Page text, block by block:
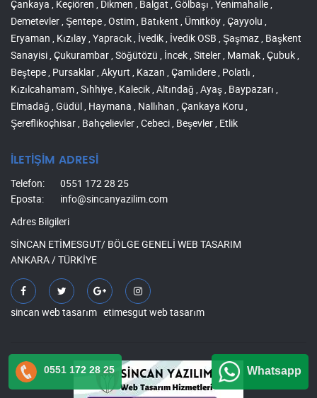
Çankaya , Keçiören , Dikmen , Balgat , Gölbaşı , Yenimahalle ,
Demetevler , Şentepe , Ostim , Batıkent , Ümitköy , Çayyolu ,
Eryaman , Kızılay , Yapracık , İvedik , İvedik OSB , Şaşmaz , Başkent
Sanayisi , Çukurambar , Söğütözü , İncek , Siteler , Mamak , Çubuk ,
Beştepe , Pursaklar , Akyurt , Kazan , Çamlıdere , Polatlı ,
Kızılcahamam , Sıhhiye , Kalecik , Altındağ , Ayaş , Baypazarı ,
Elmadağ , Güdül , Haymana , Nallıhan , Çankaya Koru ,
Şereflikoçhisar , Bahçelievler , Cebeci , Beşevler , Etlik
İLETİŞİM ADRESİ
Telefon:
0551 172 28 25
Eposta:
info@sincanyazilim.com
Adres Bilgileri
SİNCAN ETİMESGUT/ BÖLGE GENELİ WEB TASARIM
ANKARA / TÜRKİYE
sincan web tasarım etimesgut web tasarım
0551 172 28 25 Whatsapp